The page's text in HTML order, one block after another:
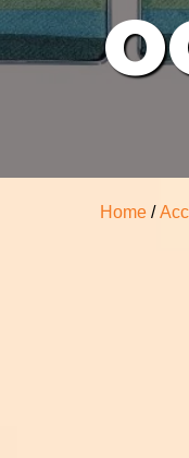
Home /